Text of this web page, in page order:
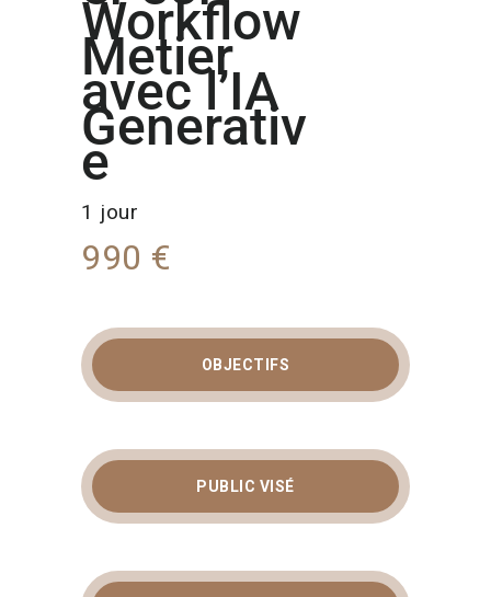
ACTUALITÉSWorkflow
Metier
avec l’IA
Generativ
e
1 jour
990 €
OBJECTIFS
PUBLIC VISÉ